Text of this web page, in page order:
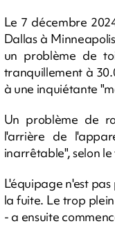
Le 7 décembre
Dallas à
un problème de
tranquillement à
à une inquiétante
Un problème de
l'arrière de
inarrêtable", selon
L'équipage n'est
la fuite. Le trop
- a ensuite